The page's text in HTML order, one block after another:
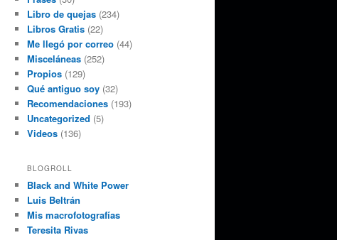
Libro de quejas (234)
Libros Gratis (22)
Me llegó por correo (44)
Misceláneas (252)
Propios (129)
Qué antiguo soy (32)
Recomendaciones (193)
Uncategorized (5)
Videos (136)
BLOGROLL
Black and White Power
Luis Beltrán
Mis macrofotografías
Teresita Rivas